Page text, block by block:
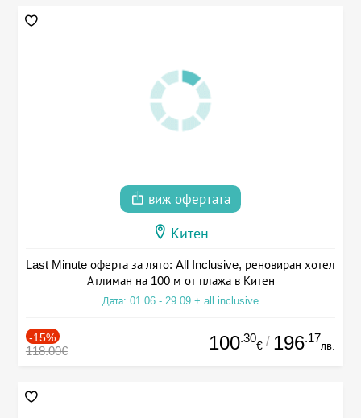
виж офертата
Китен
Last Minute оферта за лято: All Inclusive, реновиран хотел
Атлиман на 100 м от плажа в Китен
Дата: 01.06 - 29.09 + all inclusive
-15%
118.00€ 100.30
€ / 196.17
лв.